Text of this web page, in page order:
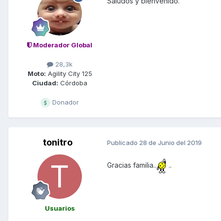
Moderador Global
28,3k
Moto: Agility City 125
Ciudad: Córdoba
Donador
tonitro
Usuarios
Publicado 28 de Junio del 2019
Gracias familia.. ..